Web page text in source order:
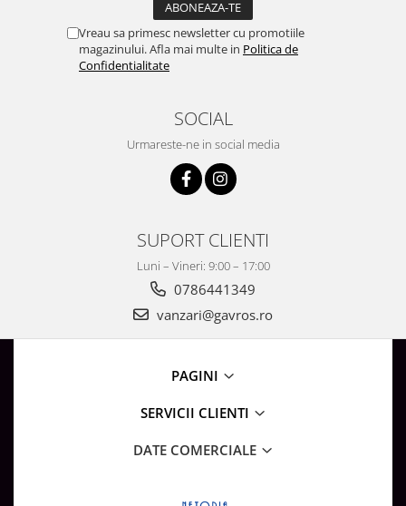
Vreau sa primesc newsletter cu promotiile
magazinului. Afla mai multe in Politica de
Confidentialitate
SOCIAL
Urmareste-ne in social media
SUPORT CLIENTI
Luni – Vineri: 9:00 – 17:00
0786441349
vanzari@gavros.ro
PAGINI
SERVICII CLIENTI
DATE COMERCIALE